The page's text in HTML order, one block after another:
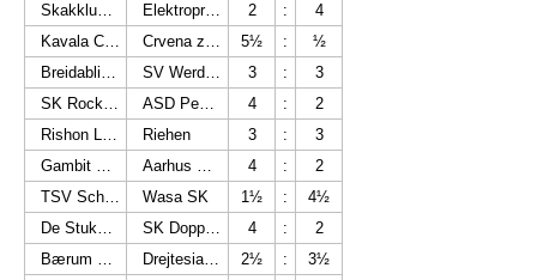
Skakklubben Nordkalotten
Elektroprivreda 2 :
4
Kavala Chess Club
Crvena zvezda - Data Driven Lab 5½ :
½
Breidablik Chess Club
SV Werder Bremen 3 :
3
SK Rockaden
ASD Pedone Isolano 4 :
2
Rishon Le Zion B
Riehen 3 :
3
Gambit Bonnevoie I
Aarhus Skakklub/Skolerne 4 :
2
TSV Schönaich
Wasa SK 1½ :
4½
De Stukkenjagers
SK Doppelbauer Kiel 4 :
2
Bærum Schakselskap
Drejtesia-Trokadero 2½ :
3½